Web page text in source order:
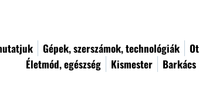
Gépek, szerszámok, technológiák
Életmód, egészség
Kismester Barkács